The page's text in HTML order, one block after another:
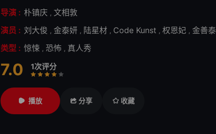
导演 : 朴镇庆 , 文相敦
演员 : 刘大俊 , 金泰妍 , 陆星材 , Code Kunst , 权恩妃 , 金善泰
类型 : 惊悚 , 恐怖 , 真人秀
7.0 1次评分
很差
较差还行推荐
力荐
播放 分享 收藏